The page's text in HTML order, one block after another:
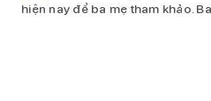
hiện nay để ba mẹ tham khảo.